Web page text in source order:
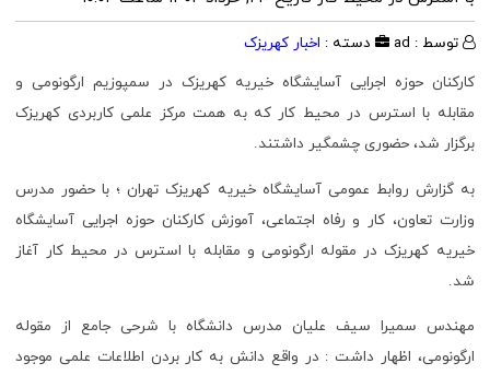
توسط : ad دسته : اخبار کهریزک
کارکنان حوزه اجرایی آسایشگاه خیریه کهریزک در سمپوزیم ارگونومی و
مقابله با استرس در محیط کار که به همت مرکز علمی کاربردی کهریزک
برگزار شد، حضوری چشمگیر داشتند.
به گزارش روابط عمومی آسایشگاه خیریه کهریزک تهران ؛ با حضور مدرس
وزارت تعاون، کار و رفاه اجتماعی، آموزش کارکنان حوزه اجرایی آسایشگاه
خیریه کهریزک در مقوله ارگونومی و مقابله با استرس در محیط کار آغاز
شد.
مهندس سمیرا سیف علیان مدرس دانشگاه با شرحی جامع از مقوله
ارگونومی، اظهار داشت : در واقع دانش به کار بردن اطلاعات علمی موجود